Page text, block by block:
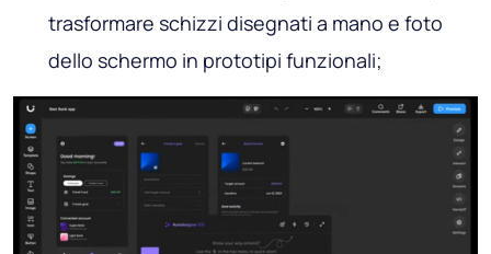
trasformare schizzi disegnati a mano e foto
dello schermo in prototipi funzionali;